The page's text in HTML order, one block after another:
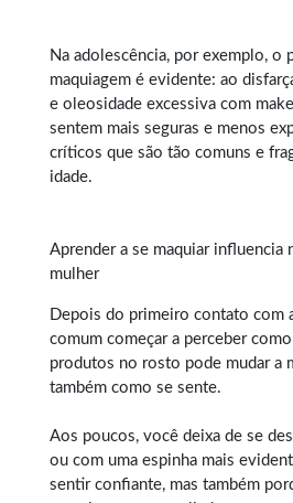
Na adolescência, por exemplo, o
maquiagem é evidente: ao
e oleosidade excessiva com
sentem mais seguras e menos
críticos que são tão comuns e
idade.
Aprender a se maquiar influencia
mulher
Depois do primeiro contato com
comum começar a perceber
produtos no rosto pode mudar a
também como se sente.
Aos poucos, você deixa de se
ou com uma espinha mais
sentir confiante, mas também